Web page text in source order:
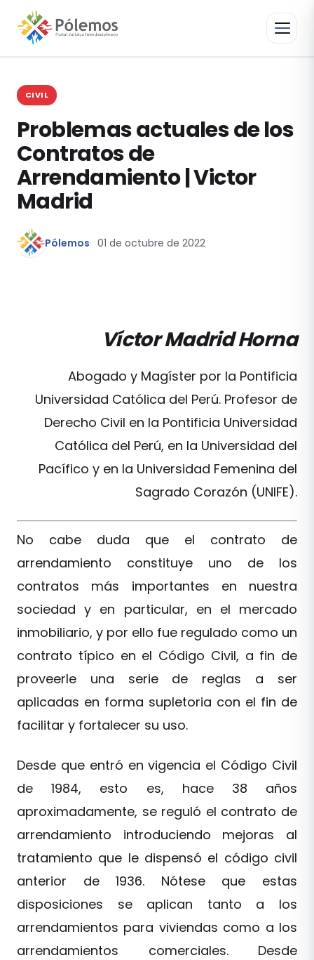
CIVIL
Problemas actuales de los
Contratos de
Arrendamiento | Victor
Madrid
Pólemos 01 de octubre de 2022
Víctor Madrid Horna
Abogado y Magíster por la Pontificia
Universidad Católica del Perú. Profesor de
Derecho Civil en la Pontificia Universidad
Católica del Perú, en la Universidad del
Pacífico y en la Universidad Femenina del
Sagrado Corazón (UNIFE).
No cabe duda que el contrato de
arrendamiento constituye uno de los
contratos más importantes en nuestra
sociedad y en particular, en el mercado
inmobiliario, y por ello fue regulado como un
contrato típico en el Código Civil, a fin de
proveerle una serie de reglas a ser
aplicadas en forma supletoria con el fin de
facilitar y fortalecer su uso.
Desde que entró en vigencia el Código Civil
de 1984, esto es, hace 38 años
aproximadamente, se reguló el contrato de
arrendamiento introduciendo mejoras al
tratamiento que le dispensó el código civil
anterior de 1936. Nótese que estas
disposiciones se aplican tanto a los
arrendamientos para viviendas como a los
arrendamientos comerciales. Desde